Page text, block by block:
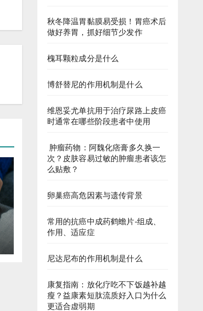
秋冬降温胃黏膜易受损！胃癌术后
做好养胃，抓好细节少发作
槐耳颗粒成分是什么
博舒替尼的作用机制是什么
维恩妥尤单抗用于治疗尿路上皮癌
时通常在哪些阶段患者中使用
肿瘤药物：阿魏化痞膏多久换一
次？皮肤容易过敏的肿瘤患者该怎
么贴敷？
卵巢癌高危因素与遗传背景
常用的抗癌中成药鹤蟾片-组成、
作用、适应症
尼达尼布的作用机制是什么
康复指南：放化疗吃不下饭越补越
瘦？益康素短肽流质好入口为什么
更适合虚弱期